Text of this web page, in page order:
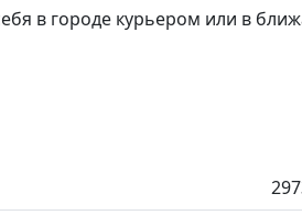
в городе курьером или в